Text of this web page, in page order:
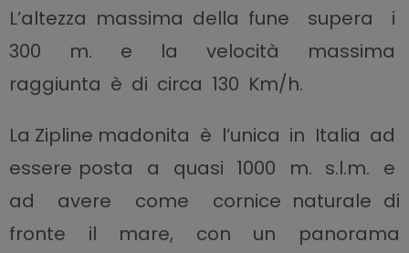
L’altezza massima della fune supera i
300 m. e la velocità massima
raggiunta è di circa 130 Km/h.
La Zipline madonita è l’unica in Italia ad
essere posta a quasi 1000 m. s.l.m. e
ad avere come cornice naturale di
fronte il mare, con un panorama